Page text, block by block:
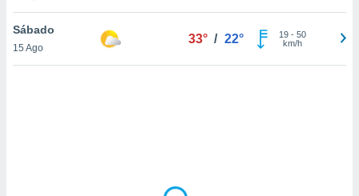
ni para
o
Sábado
15 Ago
33° / 22° 19- 50
km/h